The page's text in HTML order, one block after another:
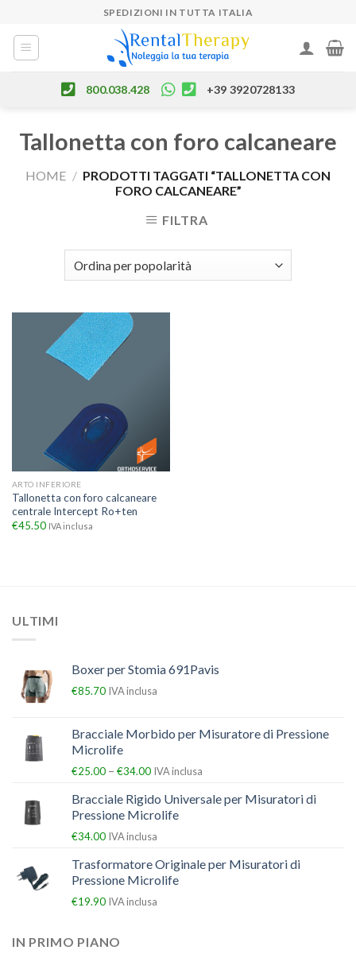
content
SPEDIZIONI IN TUTTA ITALIA
800.038.428 +39 3920728133
Tallonetta con foro calcaneare
HOME / PRODOTTI TAGGATI “TALLONETTA CON
FORO CALCANEARE”
FILTRA
ARTO INFERIORE
Tallonetta con foro calcaneare
centrale Intercept Ro+ten
€45.50 IVA inclusa
ULTIMI
Boxer per Stomia 691Pavis
€85.70 IVA inclusa
Bracciale Morbido per Misuratore di Pressione
Microlife
€25.00 – €34.00 IVA inclusa
Bracciale Rigido Universale per Misuratori di
Pressione Microlife
€34.00 IVA inclusa
Trasformatore Originale per Misuratori di
Pressione Microlife
€19.90 IVA inclusa
IN PRIMO PIANO